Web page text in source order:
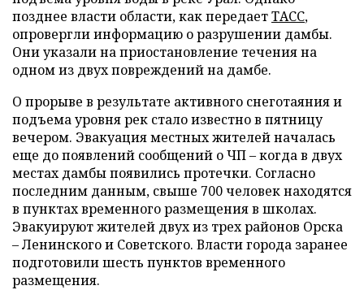
позднее власти области, как передаетТАСС,
опровергли информацию о разрушении дамбы.
Они указали на приостановление течения на
одном из двух повреждений на дамбе.
О прорыве в результате активного снеготаяния и
подъема уровня рек стало известно в пятницу
вечером. Эвакуация местных жителей началась
еще до появлений сообщений о ЧП – когда в двух
местах дамбы появились протечки. Согласно
последним данным, свыше 700 человек находятся
в пунктах временного размещения в школах.
Эвакуируют жителей двух из трех районов Орска
– Ленинского и Советского. Власти города заранее
подготовили шесть пунктов временного
размещения.